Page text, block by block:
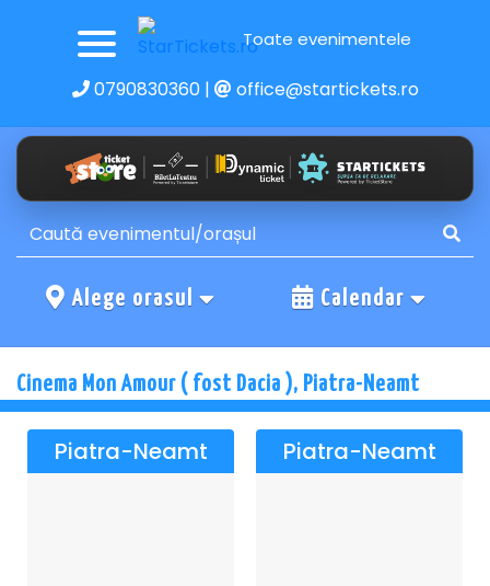
Toate evenimentele
0790830360| office@startickets.ro
Alege orasul Calendar
Cinema Mon Amour ( fost Dacia ), Piatra-Neamt
Piatra-Neamt Piatra-Neamt